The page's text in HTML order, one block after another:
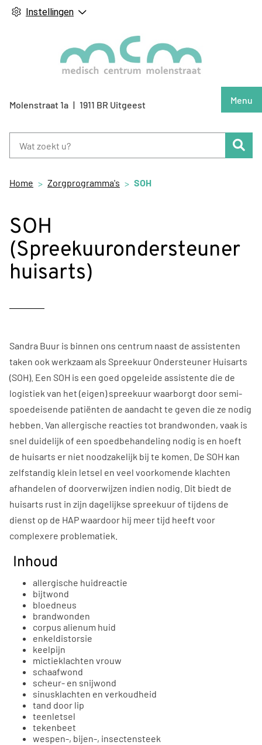
Instellingen
Menu
Molenstraat1a 1911 BR Uitgeest
Home Zorgprogramma's SOH
SOH
(Spreekuurondersteuner
huisarts)
Sandra Buur is binnen ons centrum naast de assistenten
taken ook werkzaam als Spreekuur Ondersteuner Huisarts
(SOH). Een SOH is een goed opgeleide assistente die de
logistiek van het (eigen) spreekuur waarborgt door semi-
spoedeisende patiënten de aandacht te geven die ze nodig
hebben. Van allergische reacties tot brandwonden, vaak is
snel duidelijk of een spoedbehandeling nodig is en hoeft
de huisarts er niet noodzakelijk bij te komen. De SOH kan
zelfstandig klein letsel en veel voorkomende klachten
afhandelen of doorverwijzen indien nodig. Dit biedt de
huisarts rust in zijn dagelijkse spreekuur of tijdens de
dienst op de HAP waardoor hij meer tijd heeft voor
complexere problematiek.
Inhoud
allergische huidreactie
bijtwond
bloedneus
brandwonden
corpus alienum huid
enkeldistorsie
keelpijn
mictieklachten vrouw
schaafwond
scheur- en snijwond
sinusklachten en verkoudheid
tand door lip
teenletsel
tekenbeet
wespen-, bijen-, insectensteek